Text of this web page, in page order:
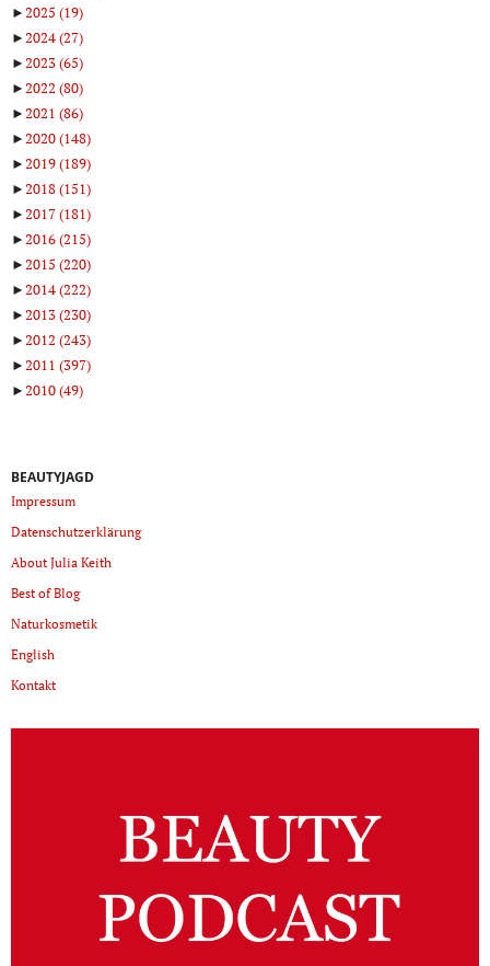
►2025 (19)
►2024(27)
►2023(65)
►2022 (80)
►2021 (86)
►2020(148)
►2019(189)
►2018(151)
►2017(181)
►2016(215)
►2015 (220)
►2014(222)
►2013(230)
►2012 (243)
►2011 (397)
►2010(49)
BEAUTYJAGD
Impressum
Datenschutzerklärung
About Julia Keith
Best of Blog
Naturkosmetik
English
Kontakt